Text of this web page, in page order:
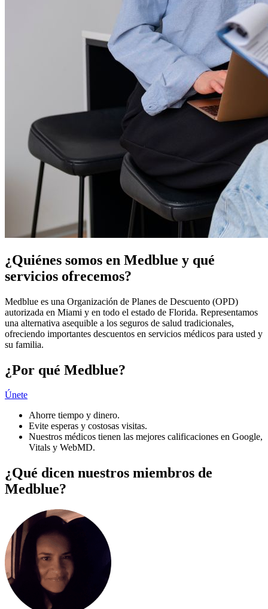
¿Quiénes somos en Medblue y qué
servicios ofrecemos?
Medblue es una Organización de Planes de Descuento (OPD)
autorizada en Miami y en todo el estado de Florida. Representamos
una alternativa asequible a los seguros de salud tradicionales,
ofreciendo importantes descuentos en servicios médicos para usted y
su familia.
¿Por qué Medblue?
Únete
Ahorre tiempo y dinero.
Evite esperas y costosas visitas.
Nuestros médicos tienen las mejores calificaciones en Google,
Vitals y WebMD.
¿Qué dicen nuestros miembros de
Medblue?